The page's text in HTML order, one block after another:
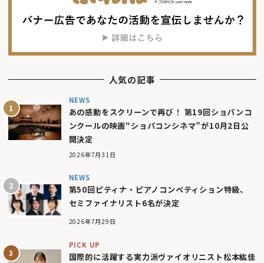
人気の記事
NEWS
あの感動をスクリーンで再び！ 第19回ショパンコ
ンクールの映画“ショパコンシネマ”が10月2日公
開決定
2026年7月31日
NEWS
第50回ピティナ・ピアノコンペティション特級、
セミファイナリスト6名が決定
2026年7月29日
PICK UP
国際的に活躍する実力派ヴァイオリニスト松本紘佳